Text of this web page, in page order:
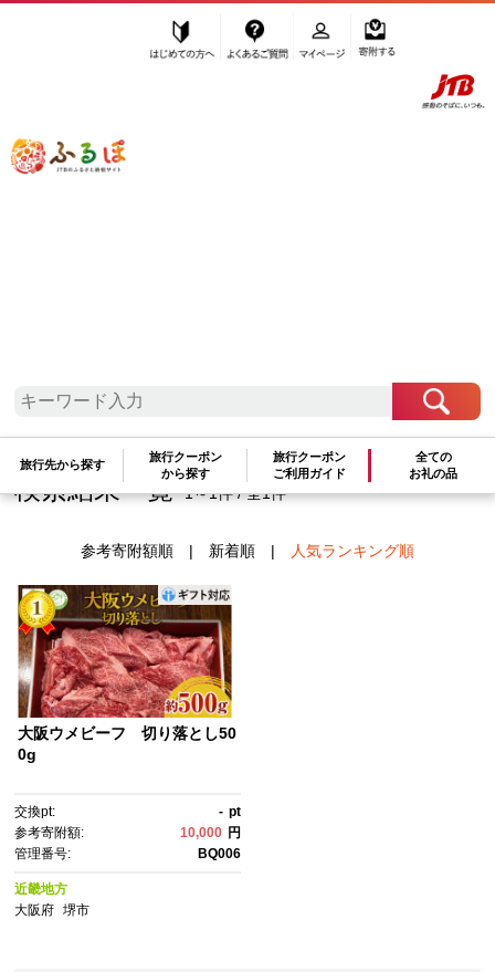
ふるぽ JTBのふるさと納税サイト
旅行先から探す
旅行クーポン
から探す
旅行クーポン
ご利用ガイド
全ての
お礼の品
炒め物
検索結果一覧 1～1件 / 全1件
参考寄附額順| 新着順| 人気ランキング順
大阪ウメビーフ 切り落とし50
0g
交換pt: - pt
参考寄附額:
10,000 円
管理番号:
BQ006
近畿地方
大阪府
堺市